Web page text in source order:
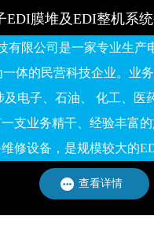
EDI膜堆及EDI整机系
有限公司是一家专业生产
体的民营科技企业。业
及电子、石油、 化工、医
支业务精干、经验丰富
修设备，是规模较大的
查看详情